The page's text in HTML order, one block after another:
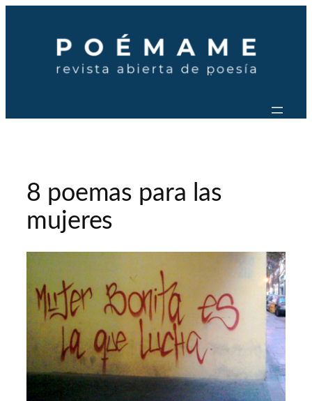
contenido
8 poemas para las
mujeres